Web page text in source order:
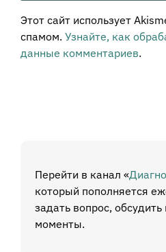
Этот сайт использует
спамом. Узнайте, как
данные комментариев.
Перейти в канал «
который пополняется
задать вопрос,
моменты.